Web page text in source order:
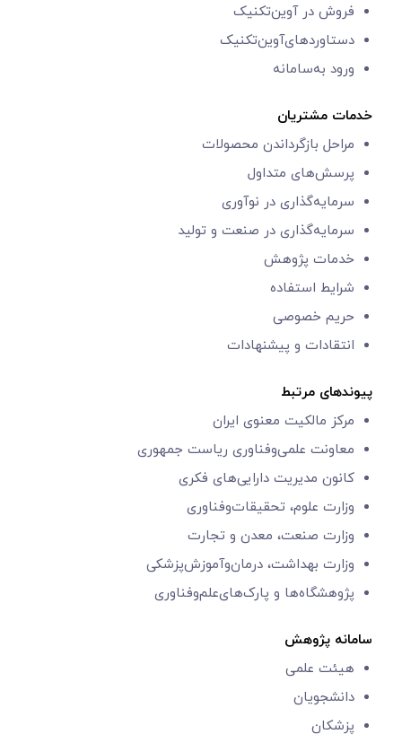
فروش در آوین‌تکنیک
دستاوردهای‌آوین‌تکنیک
ورود به‌سامانه
خدمات مشتریان
مراحل بازگرداندن محصولات
پرسش‌های متداول
سرمایه‌گذاری در نوآوری
سرمایه‌گذاری در صنعت و تولید
خدمات پژوهش
شرایط استفاده
حریم خصوصی
انتقادات و پیشنهادات
پیوندهای مرتبط
مرکز مالکیت معنوی ایران
معاونت علمی‌و‌فناوری ریاست جمهوری
کانون مدیریت دارایی‌های فکری
وزارت علوم، تحقیقات‌وفناوری
وزارت صنعت، معدن و تجارت
وزارت بهداشت، درمان‌وآموزش‌پزشکی
پژوهشگاه‌ها و پارک‌های‌‌علم‌‌و‌فناوری
سامانه پژوهش
هیئت علمی
دانشجویان
پزشکان